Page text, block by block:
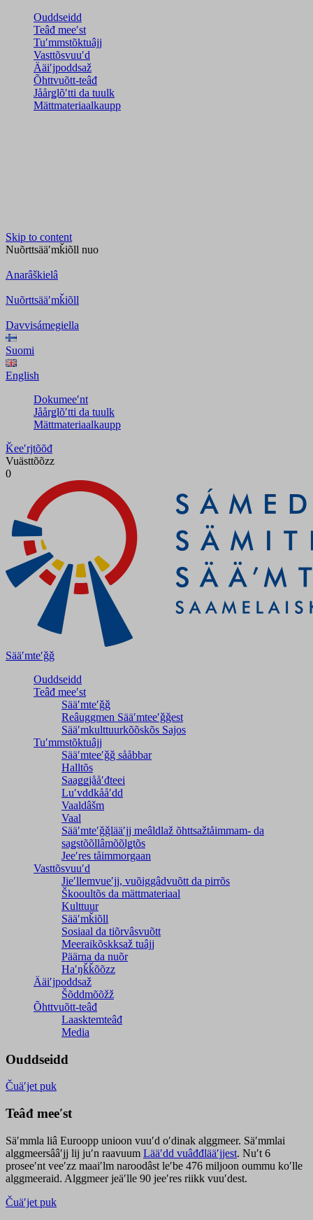
Ouddseidd
Teâđ meeʹst
Tuʹmmstõktuâjj
Vasttõsvuuʹd
Ääiʹjpoddsaž
Õhttvuõtt-teâđ
Jåårǥlõʹtti da tuulk
Mättmateriaalkaupp
Skip to content
Nuõrttsääʹmǩiõll nuo
Anarâškielâ
Nuõrttsääʹmǩiõll
Davvisámegiella
Suomi
English
Dokumeeʹnt
Jåårǥlõʹtti da tuulk
Mättmateriaalkaupp
Ǩeeʹrjtõõđ
Vuästtõõzz
0
Sääʹmteʹǧǧ
Ouddseidd
Teâđ meeʹst
Sääʹmteʹǧǧ
Reâuggmen Sääʹmteeʹǧǧest
Sääʹmkulttuurkõõskõs Sajos
Tuʹmmstõktuâjj
Sääʹmteeʹǧǧ sååbbar
Halltõs
Saaǥǥjååʹđteei
Luʹvddkååʹdd
Vaaldâšm
Vaal
Sääʹmteʹǧǧlääʹjj meâldlaž õhttsažtåimmam- da
saǥstõõllâmõõlǥtõs
Jeeʹres tåimmorgaan
Vasttõsvuuʹd
Jieʹllemvueʹjj, vuõiggâdvuõtt da pirrõs
Škooultõs da mättmateriaal
Kulttuur
Sääʹmǩiõll
Sosiaal da tiõrvâsvuõtt
Meeraikõskksaž tuâjj
Päärna da nuõr
Haʹŋǩǩõõzz
Ääiʹjpoddsaž
Šõddmõõžž
Õhttvuõtt-teâđ
Laasktemteâđ
Media
Ouddseidd
Čuäʹjet puk
Teâđ meeʹst
Säʹmmla liâ Euroopp unioon vuuʹd oʹdinak alggmeer. Säʹmmlai
alggmeersââʹjj lij juʹn raavuum Lääʹdd vuâđđlääʹjjest. Nuʹt 6
proseeʹnt veeʹzz maaiʹlm naroodâst leʹbe 476 miljoon oummu koʹlle
alggmeeraid. Alggmeer jeäʹlle 90 jeeʹres riikk vuuʹdest.
Čuäʹjet puk